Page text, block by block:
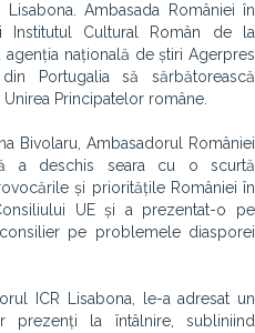
Ambasada României în
Institutul Cultural Român de la
agenția națională de știri Agerpres
Portugalia să sărbătorească
Principatelor române.
Bivolaru, Ambasadorul României
a deschis seara cu o scurtă
și prioritățile României în
UE și a prezentat-o pe
pe problemele diasporei
ICR Lisabona, le-a adresat un
prezenți la întâlnire, subliniind